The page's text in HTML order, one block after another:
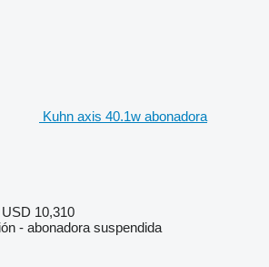
Kuhn axis 40.1w abonadora
10,310
- abonadora suspendida